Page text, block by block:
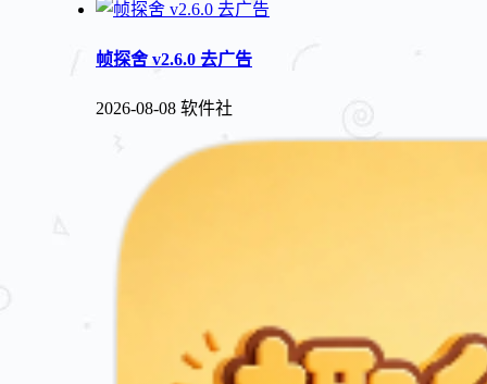
帧探舍 v2.6.0 去广告
2026-08-08 软件社